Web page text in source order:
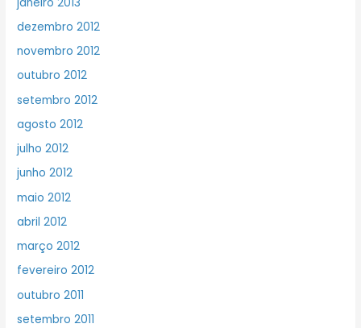
dezembro 2012
novembro 2012
outubro 2012
setembro 2012
agosto 2012
julho 2012
junho 2012
maio 2012
abril 2012
março 2012
fevereiro 2012
outubro 2011
setembro 2011